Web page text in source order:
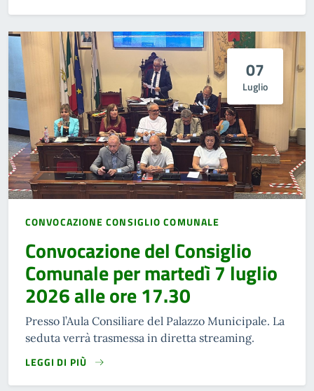
07
Luglio
CONVOCAZIONE CONSIGLIO COMUNALE
Convocazione del Consiglio
Comunale per martedì 7 luglio
2026 alle ore 17.30
Presso l’Aula Consiliare del Palazzo Municipale. La
seduta verrà trasmessa in diretta streaming.
LEGGI DI PIÙ